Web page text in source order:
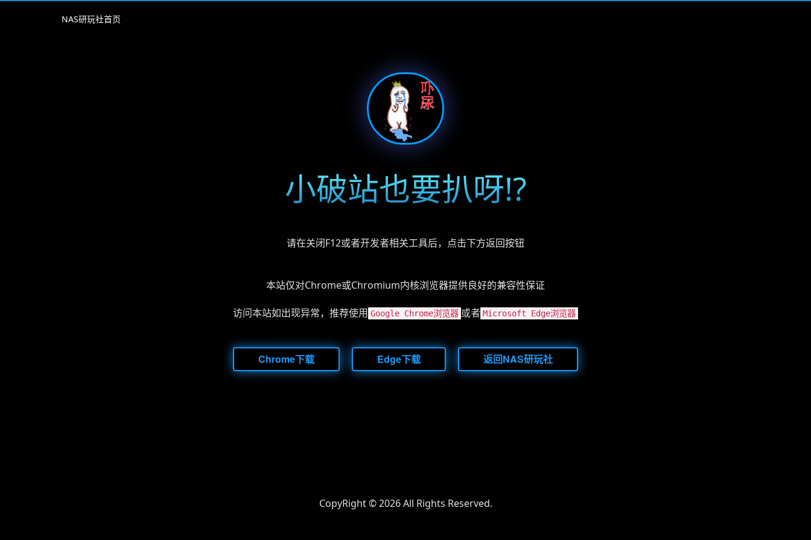
NAS研玩社首页
小破站也要扒呀!?
请在关闭F12或者开发者相关工具后，点击下方返回按钮
本站仅对Chrome或Chromium内核浏览器提供良好的兼容性保证
访问本站如出现异常，推荐使用 Google Chrome浏览器 或者 Microsoft Edge浏览器
Chrome下载 Edge下载 返回NAS研玩社
CopyRight ©2026 All Rights Reserved.